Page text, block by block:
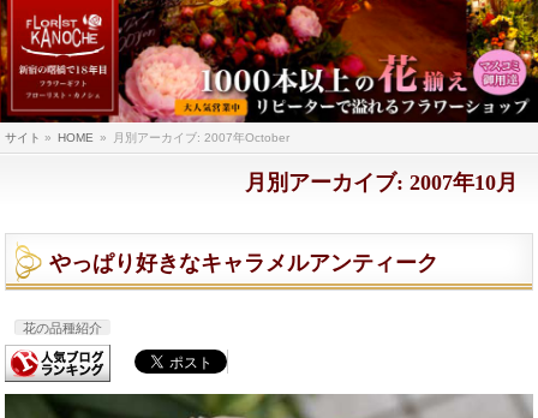
サイト » HOME » 月別アーカイブ: 2007年October
月別アーカイブ: 2007年10月
やっぱり好きなキャラメルアンティーク
花の品種紹介